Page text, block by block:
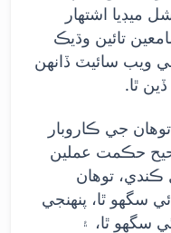
اشتهار
تائين وڌيڪ
ويب سائيٽ ڏانهن
ٿا.
جي ڪاروبار
حڪمت عملين
توهان
سگهو ٿا، پنهنجي
سگهو ٿا، ۽